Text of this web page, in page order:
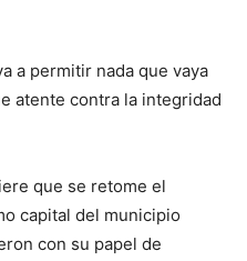
a permitir nada que vaya
atente contra la integridad
que se retome el
capital del municipio
con su papel de